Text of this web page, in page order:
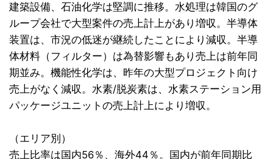
建築設備、石油化学は堅調に推移。水処理は韓国のグ
ループ会社で大型案件の売上計上があり増収。半導体
装置は、市況の低迷が継続したことにより減収。半導
体材料（フィルター）は為替影響もあり売上は前年同
期並み。機能性化学は、昨年の大型プロジェクト向け
売上がなく減収。水素/脱炭素は、水素ステーション用
パッケージユニットの売上計上により増収。
（エリア別）
売上比率は国内56％、海外44％。国内が前年同期比